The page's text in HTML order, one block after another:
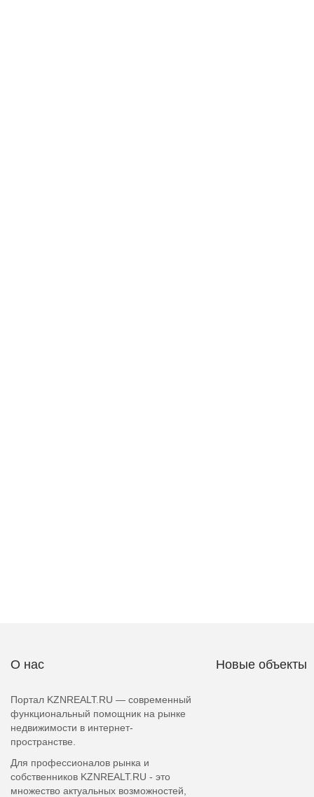
О нас
Портал KZNREALT.RU — современный
функциональный помощник на рынке
недвижимости в интернет-
пространстве.
Для профессионалов рынка и
собственников KZNREALT.RU - это
множество актуальных возможностей,
Новые объекты